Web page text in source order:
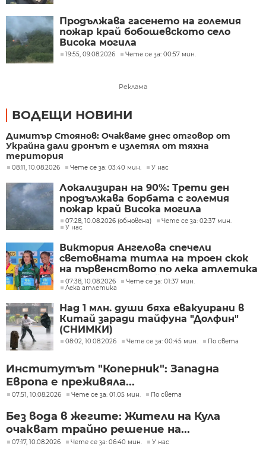
Продължава гасенето на големия
пожар край бобошевското село
Висока могила
19:55, 09.08.2026 Чете се за: 00:57 мин.
Реклама
ВОДЕЩИ НОВИНИ
Димитър Стоянов: Очакваме днес отговор от
Украйна дали дронът е излетял от тяхна
територия
08:11, 10.08.2026 Чете се за: 03:40 мин. У нас
Локализиран на 90%: Трети ден
продължава борбата с големия
пожар край Висока могила
07:28, 10.08.2026 (обновена)
Чете се за: 02:37 мин.
У нас
Виктория Ангелова спечели
световната титла на троен скок
на първенството по лека атлетика
до 20 год. в Юджийн
07:38, 10.08.2026
Чете се за: 01:37 мин.
Лека атлетика
Над 1 млн. души бяха евакуирани в
Китай заради тайфуна "Долфин"
(СНИМКИ)
08:02, 10.08.2026 Чете се за: 00:45 мин. По света
Институтът "Коперник": Западна
Европа е преживяла...
07:51, 10.08.2026 Чете се за: 01:05 мин. По света
Без вода в жегите: Жители на Кула
очакват трайно решение на...
07:17, 10.08.2026 Чете се за: 06:40 мин. У нас